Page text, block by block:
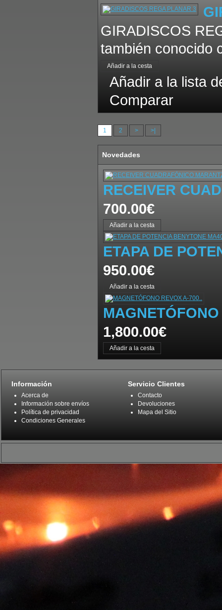
GIRADISCOS
también conocido
Añadir a la lista
Comparar
1 2 > >|
Novedades
RECEIVER
700.00€
ETAPA DE
950.00€
1,800.00€
Información
Acerca de
Información sobre envíos
Política de privacidad
Condiciones Generales
Servicio Clientes
Contacto
Devoluciones
Mapa del Sitio